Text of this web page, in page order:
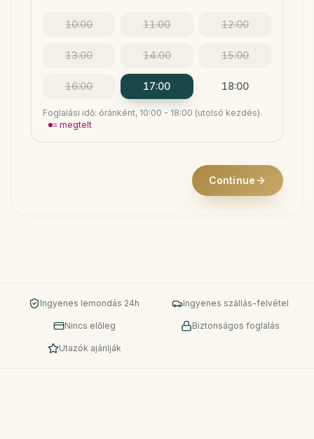
10:00 11:00 12:00
13:00 14:00 15:00
16:00 17:00 18:00
Foglalási idő: óránként, 10:00 - 18:00 (utolsó kezdés).
= megtelt
Continue
Ingyenes lemondás 24h Ingyenes szállás-felvétel
Nincs előleg Biztonságos foglalás
Utazók ajánlják